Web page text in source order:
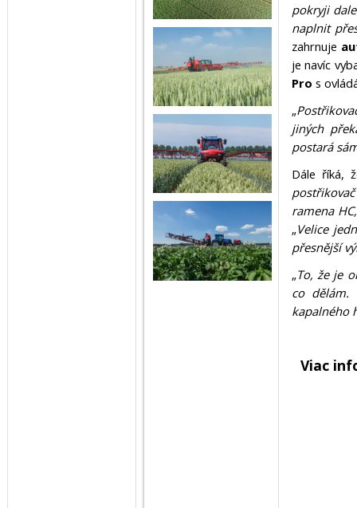
pokryji
naplnit
zahrnuje
je navíc
Pro s
„
jiných
postará
Dále říká,
ramena
„Velice
přesnější
„To, že je
co dělám.
kapalného
Viac